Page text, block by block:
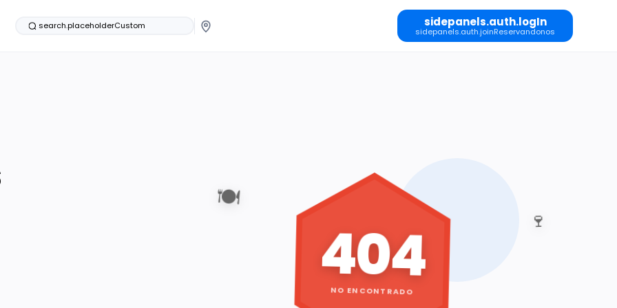
search.placeholderCustom sidepanels.auth.logIn
sidepanels.auth.joinReservandonos
🍽️
🍷
404
NO ENCONTRADO